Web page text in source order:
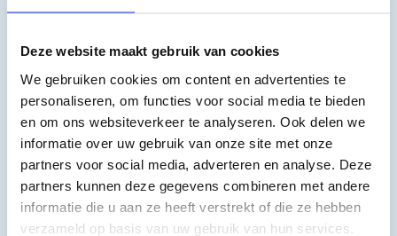
Deze website maakt gebruik van cookies
We gebruiken cookies om content en advertenties te
personaliseren, om functies voor social media te bieden
en om ons websiteverkeer te analyseren. Ook delen we
informatie over uw gebruik van onze site met onze
partners voor social media, adverteren en analyse. Deze
partners kunnen deze gegevens combineren met andere
informatie die u aan ze heeft verstrekt of die ze hebben
verzameld op basis van uw gebruik van hun services.
printers:
Color LaserJet Pro M377dw, Color LaserJet Pro M452dn, Color
LaserJet Pro M452dw, Color LaserJet Pro M452nw, Color
LaserJet Pro M477fdn, Color LaserJet Pro M477fdw, Color
LaserJet Pro M477fnw